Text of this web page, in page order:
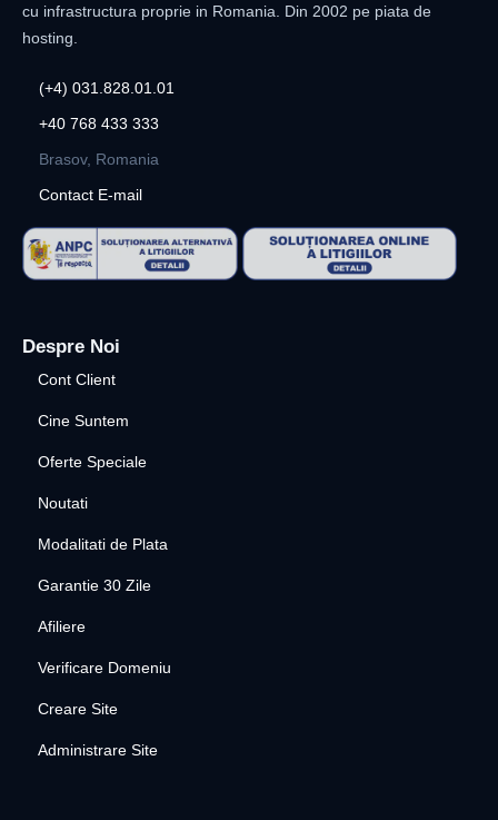
cu infrastructura proprie in Romania. Din 2002 pe piata de
hosting.
(+4) 031.828.01.01
+40 768 433 333
Brasov, Romania
Contact E-mail
Despre Noi
Cont Client
Cine Suntem
Oferte Speciale
Noutati
Modalitati de Plata
Garantie 30 Zile
Afiliere
Verificare Domeniu
Creare Site
Administrare Site